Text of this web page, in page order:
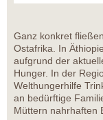
Ganz konkret
Ostafrika. In
aufgrund der
Hunger. In der
Welthungerhilfe
an bedürftige
Müttern nahrhaften